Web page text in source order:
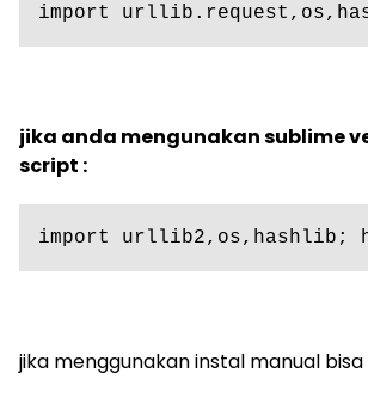
import
jika anda mengunakan sublime
script :
import urllib2,os,hashlib;
jika menggunakan instal manual bisa